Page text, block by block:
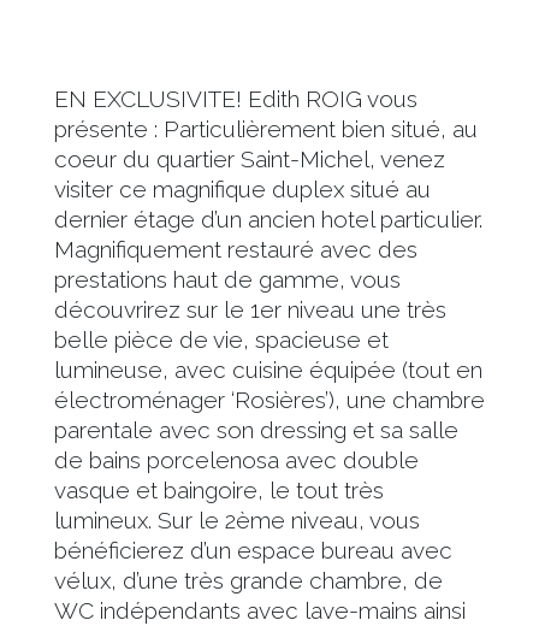
EN EXCLUSIVITE! Edith ROIG vous
présente : Particulièrement bien situé, au
coeur du quartier Saint-Michel, venez
visiter ce magnifique duplex situé au
dernier étage d’un ancien hotel particulier.
Magnifiquement restauré avec des
prestations haut de gamme, vous
découvrirez sur le 1er niveau une très
belle pièce de vie, spacieuse et
lumineuse, avec cuisine équipée (tout en
électroménager ‘Rosières’), une chambre
parentale avec son dressing et sa salle
de bains porcelenosa avec double
vasque et baingoire, le tout très
lumineux. Sur le 2ème niveau, vous
bénéficierez d’un espace bureau avec
vélux, d’une très grande chambre, de
WC indépendants avec lave-mains ainsi